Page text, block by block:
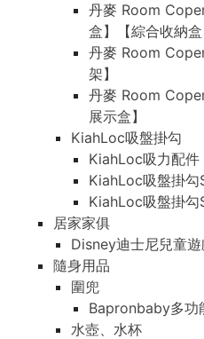
丹麥 Room
盒】【綜合收納盒
丹麥 Room
架】
丹麥 Room
展示盒】
KiahLoc吸盤掛勾
KiahLoc吸力配件
KiahLoc吸盤掛
KiahLoc吸盤掛
居家家俱
Disney迪士尼兒童
隨身用品
圍兜
Bapronbaby多功
水壺、水杯